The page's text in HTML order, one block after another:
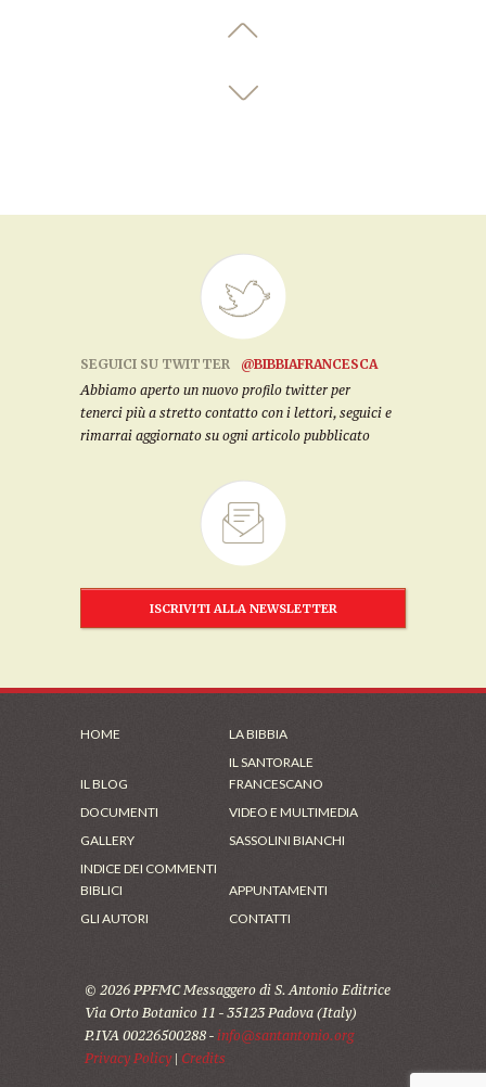
SEGUICI SU TWITTER
@BIBBIAFRANCESCA
Abbiamo aperto un nuovo profilo twitter per
tenerci più a stretto contatto con i lettori, seguici e
rimarrai aggiornato su ogni articolo pubblicato
ISCRIVITI ALLA NEWSLETTER
HOME LA BIBBIA
IL BLOG
IL SANTORALE
FRANCESCANO
DOCUMENTI
VIDEO E MULTIMEDIA
GALLERY
SASSOLINI BIANCHI
INDICE DEI COMMENTI
BIBLICI
APPUNTAMENTI
GLI AUTORI
CONTATTI
© 2026 PPFMC Messaggero di S. Antonio Editrice
Via Orto Botanico 11 - 35123 Padova (Italy)
P.IVA 00226500288 - info@santantonio.org
Privacy Policy| Credits